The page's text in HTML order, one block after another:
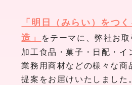
「明日（みらい）をつ
造」
をテーマに、弊社お
加工食品・菓子・日配・イ
業務用商材などの様々な商
提案をお届けいたし